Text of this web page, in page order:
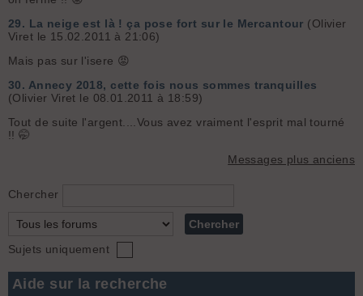
29. La neige est là ! ça pose fort sur le Mercantour (Olivier
Viret le 15.02.2011 à 21:06)
Mais pas sur l'isere 😡
30. Annecy 2018, cette fois nous sommes tranquilles
(Olivier Viret le 08.01.2011 à 18:59)
Tout de suite l'argent....Vous avez vraiment l'esprit mal tourné
!! 🤭
Messages plus anciens
Chercher
Sujets uniquement
Aide sur la recherche